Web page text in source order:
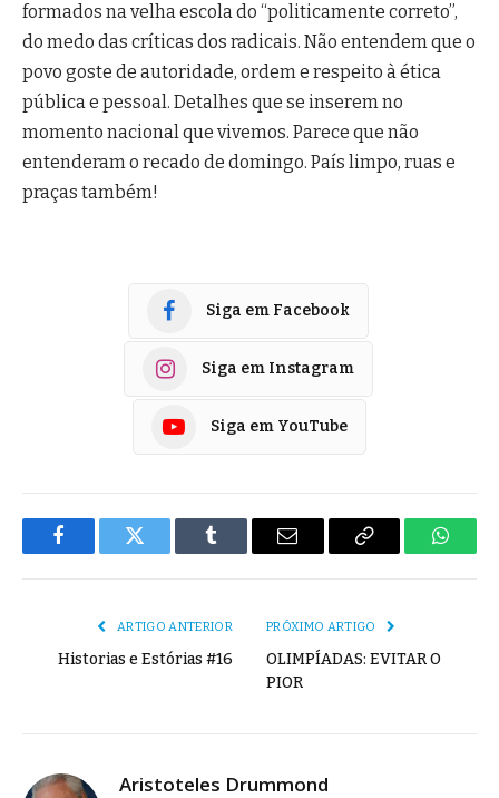
formados na velha escola do “politicamente correto”,
do medo das críticas dos radicais. Não entendem que o
povo goste de autoridade, ordem e respeito à ética
pública e pessoal. Detalhes que se inserem no
momento nacional que vivemos. Parece que não
entenderam o recado de domingo. País limpo, ruas e
praças também!
Siga em Facebook
Siga em Instagram
Siga em YouTube
FacebookTwitter Tumblr
E-
Copiar
ARTIGO ANTERIOR
Historias e Estórias #16
PRÓXIMO ARTIGO
OLIMPÍADAS: EVITAR O
PIOR
Aristoteles Drummond